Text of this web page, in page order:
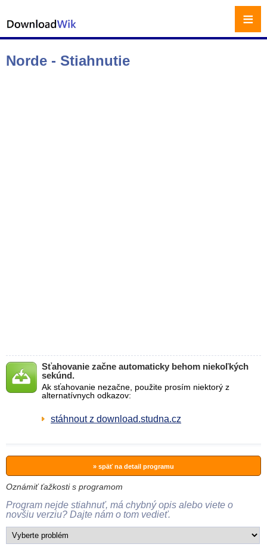
Norde - Stiahnutie
Sťahovanie začne automaticky behom niekoľkých
sekúnd.
Ak sťahovanie nezačne, použite prosím niektorý z
alternatívnych odkazov:
stáhnout z download.studna.cz
» späť na detail programu
Oznámiť ťažkosti s programom
Program nejde stiahnuť, má chybný opis alebo viete o
novšiu verziu? Dajte nám o tom vedieť.
≡